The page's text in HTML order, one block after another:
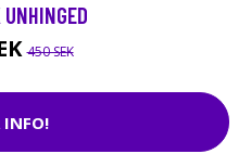
450 SEK
INFO!